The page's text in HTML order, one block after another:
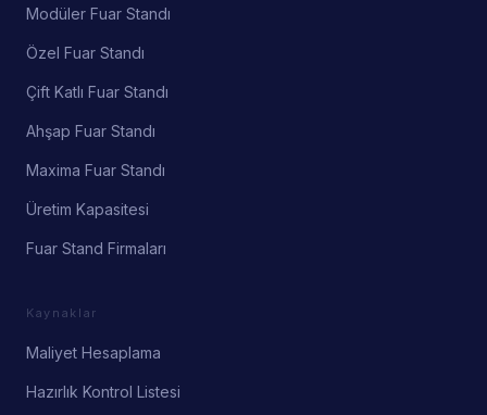
Modüler Fuar Standı
Özel Fuar Standı
Çift Katlı Fuar Standı
Ahşap Fuar Standı
Maxima Fuar Standı
Üretim Kapasitesi
Fuar Stand Firmaları
Kaynaklar
Maliyet Hesaplama
Hazırlık Kontrol Listesi